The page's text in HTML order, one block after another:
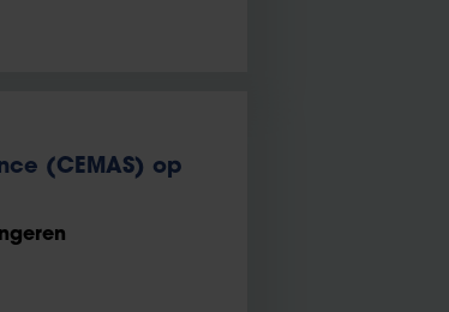
(CEMAS) op